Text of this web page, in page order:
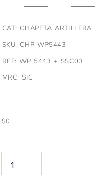
CAT: CHAPETA ARTILLERA
SKU: CHP-WP5443
REF: WP 5443 + SSC03
MRC: SIC
$0